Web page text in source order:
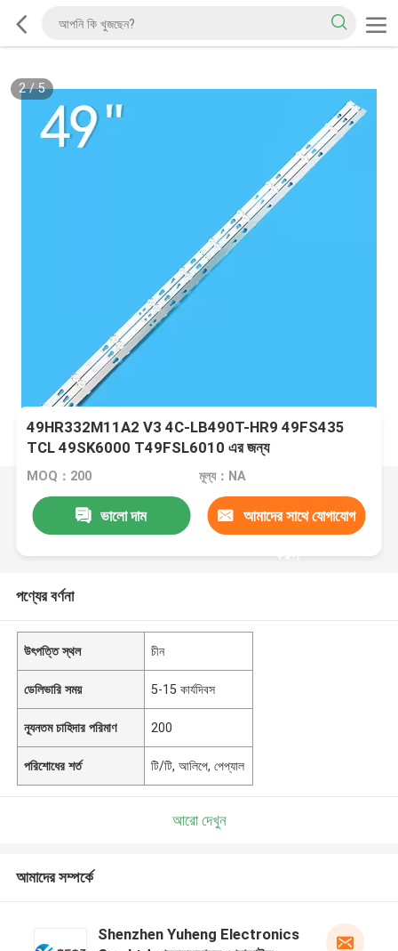
2/5
49HR332M11A2 V3 4C-LB490T-HR9 49FS435
TCL 49SK6000 T49FSL6010 এর জন্য
MOQ：200 মূল্য：NA
ভালো দাম আমাদের সাথে যোগাযোগ
করুন
পণ্যের বর্ণনা
উৎপত্তি স্থল চীন
ডেলিভারি সময় 5-15 কার্যদিবস
ন্যূনতম চাহিদার পরিমাণ 200
পরিশোধের শর্ত টি/টি, আলিপে, পেপ্যাল
আরো দেখুন
আমাদের সম্পর্কে
Shenzhen Yuheng Electronics